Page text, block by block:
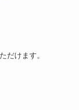
だけます。